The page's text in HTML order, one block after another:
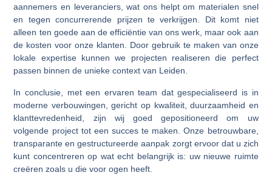
aannemers en leveranciers, wat ons helpt om materialen snel
en tegen concurrerende prijzen te verkrijgen. Dit komt niet
alleen ten goede aan de efficiëntie van ons werk, maar ook aan
de kosten voor onze klanten. Door gebruik te maken van onze
lokale expertise kunnen we projecten realiseren die perfect
passen binnen de unieke context van Leiden.
In conclusie, met een ervaren team dat gespecialiseerd is in
moderne verbouwingen, gericht op kwaliteit, duurzaamheid en
klanttevredenheid, zijn wij goed gepositioneerd om uw
volgende project tot een succes te maken. Onze betrouwbare,
transparante en gestructureerde aanpak zorgt ervoor dat u zich
kunt concentreren op wat echt belangrijk is: uw nieuwe ruimte
creëren zoals u die voor ogen heeft.